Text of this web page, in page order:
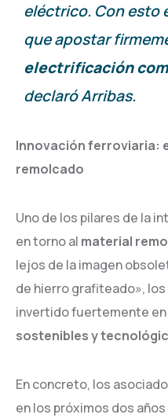
eléctrico. Con esto
que apostar
electrificación
declaró Arribas.
Innovación ferroviaria:
remolcado
Uno de los pilares de la
en torno al material
lejos de la imagen
de hierro grafiteado»,
invertido fuertemente en
sostenibles y
En concreto, los
en los próximos dos años